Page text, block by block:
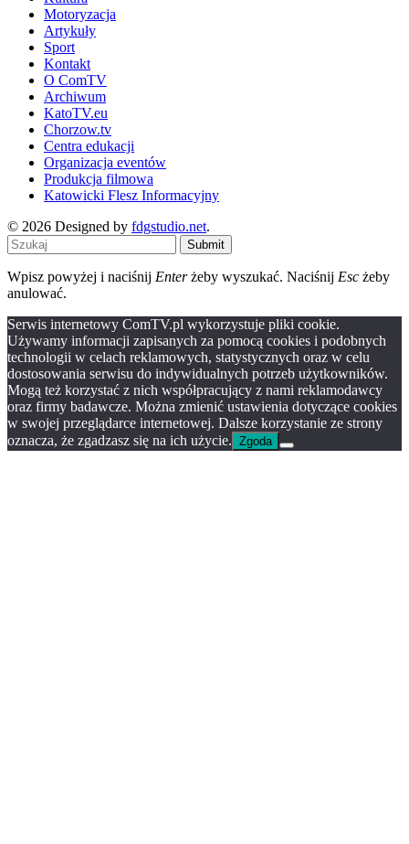
Motoryzacja
Artykuły
Sport
Kontakt
O ComTV
Archiwum
KatoTV.eu
Chorzow.tv
Centra edukacji
Organizacja eventów
Produkcja filmowa
Katowicki Flesz Informacyjny
© 2026 Designed by fdgstudio.net.
Submit
Wpisz powyżej i naciśnij Enterżeby wyszukać. Naciśnij Esc żeby
anulować.
Serwis internetowy ComTV.pl wykorzystuje pliki cookie.
Używamy informacji zapisanych za pomocą cookies i podobnych
technologii w celach reklamowych, statystycznych oraz w celu
dostosowania serwisu do indywidualnych potrzeb użytkowników.
Mogą też korzystać z nich współpracujący z nami reklamodawcy
oraz firmy badawcze. Można zmienić ustawienia dotyczące cookies
w swojej przeglądarce internetowej. Dalsze korzystanie ze strony
oznacza, że zgadzasz się na ich użycie. Zgoda